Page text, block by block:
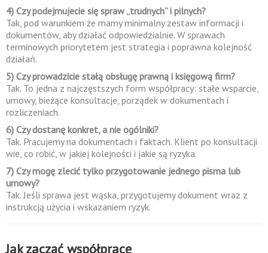
4) Czy podejmujecie się spraw „trudnych” i pilnych?
Tak, pod warunkiem że mamy minimalny zestaw informacji i
dokumentów, aby działać odpowiedzialnie. W sprawach
terminowych priorytetem jest strategia i poprawna kolejność
działań.
5) Czy prowadzicie stałą obsługę prawną i księgową firm?
Tak. To jedna z najczęstszych form współpracy: stałe wsparcie,
umowy, bieżące konsultacje, porządek w dokumentach i
rozliczeniach.
6) Czy dostanę konkret, a nie ogólniki?
Tak. Pracujemy na dokumentach i faktach. Klient po konsultacji
wie, co robić, w jakiej kolejności i jakie są ryzyka.
7) Czy mogę zlecić tylko przygotowanie jednego pisma lub
umowy?
Tak. Jeśli sprawa jest wąska, przygotujemy dokument wraz z
instrukcją użycia i wskazaniem ryzyk.
Jak zacząć współpracę